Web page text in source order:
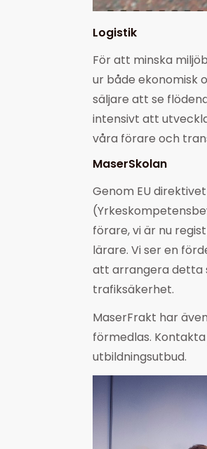
Logistik
För att minska
ur både ekonomisk
säljare att se
intensivt att
våra förare och
MaserSkolan
Genom EU
förare, vi är nu
lärare. Vi ser en
att arrangera detta
trafiksäkerhet.
MaserFrakt har
förmedlas. Kontakta
utbildningsutbud.